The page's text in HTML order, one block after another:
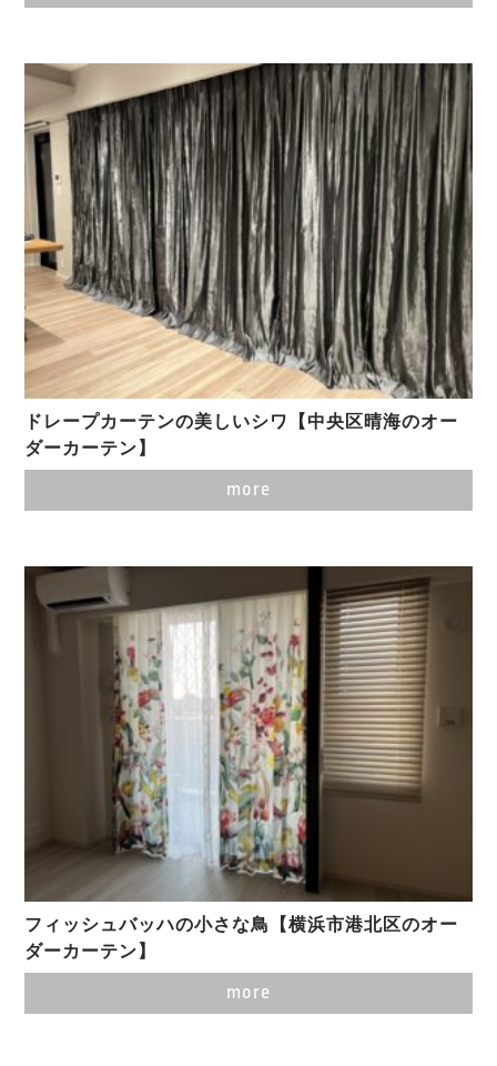
ドレープカーテンの美しいシワ【中央区晴海のオー
ダーカーテン】
more
フィッシュバッハの小さな鳥【横浜市港北区のオー
ダーカーテン】
more